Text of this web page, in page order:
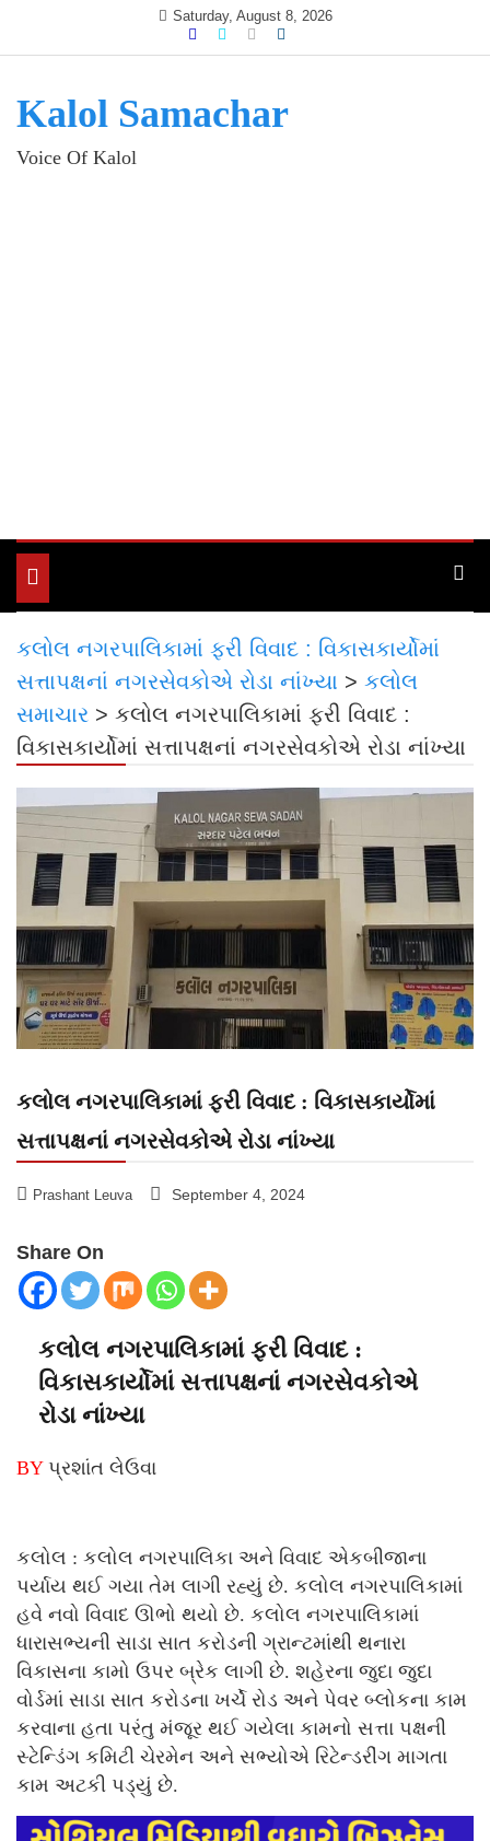
Saturday, August 8, 2026
Kalol Samachar
Voice Of Kalol
Toggle
navigation
કલોલ નગરપાલિકામાં ફરી વિવાદ : વિકાસકાર્યોમાં
સત્તાપક્ષનાં નગરસેવકોએ રોડા નાંખ્યા > કલોલ
સમાચાર > કલોલ નગરપાલિકામાં ફરી વિવાદ :
વિકાસકાર્યોમાં સત્તાપક્ષનાં નગરસેવકોએ રોડા નાંખ્યા
કલોલ નગરપાલિકામાં ફરી વિવાદ : વિકાસકાર્યોમાં
સત્તાપક્ષનાં નગરસેવકોએ રોડા નાંખ્યા
Prashant Leuva September 4, 2024
Share On
કલોલ નગરપાલિકામાં ફરી વિવાદ :
વિકાસકાર્યોમાં સત્તાપક્ષનાં નગરસેવકોએ
રોડા નાંખ્યા
BYપ્રશાંત લેઉવા
કલોલ : કલોલ નગરપાલિકા અને વિવાદ એકબીજાના
પર્યાય થઈ ગયા તેમ લાગી રહ્યું છે. કલોલ નગરપાલિકામાં
હવે નવો વિવાદ ઊભો થયો છે. કલોલ નગરપાલિકામાં
ધારાસભ્યની સાડા સાત કરોડની ગ્રાન્ટમાંથી થનારા
વિકાસના કામો ઉપર બ્રેક લાગી છે. શહેરના જુદા જુદા
વોર્ડમાં સાડા સાત કરોડના ખર્ચે રોડ અને પેવર બ્લોકના કામ
કરવાના હતા પરંતુ મંજૂર થઈ ગયેલા કામનો સત્તા પક્ષની
સ્ટેન્ડિંગ કમિટી ચેરમેન અને સભ્યોએ રિટેન્ડરીંગ માગતા
કામ અટકી પડ્યું છે.